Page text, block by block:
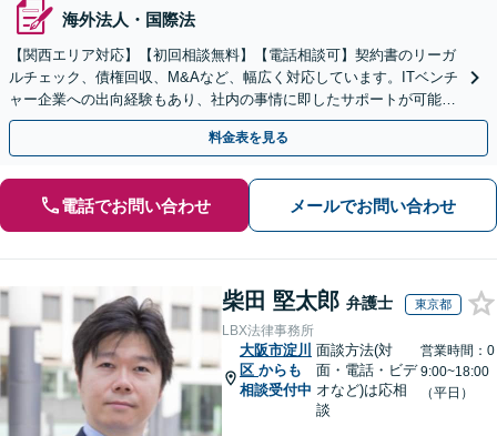
海外法人・国際法
【関西エリア対応】【初回相談無料】【電話相談可】契約書のリーガ
ルチェック、債権回収、M&Aなど、幅広く対応しています。ITベンチ
ャー企業への出向経験もあり、社内の事情に即したサポートが可能で
す。お気軽にご相談ください。【夜間・土日相談可】
料金表を見る
電話でお問い合わせ メールでお問い合わせ
柴田 堅太郎 弁護士 東京都
LBX法律事務所
大阪市淀川
区 からも
相談受付中
面談方法(対
面・電話・ビデ
オなど)は応相
談
営業時間：0
9:00~18:00
（平日）